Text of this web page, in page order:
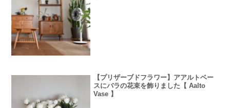
【プリザーブドフラワー】アアルトベー
スにバラの花束を飾りました【 Aalto
Vase 】